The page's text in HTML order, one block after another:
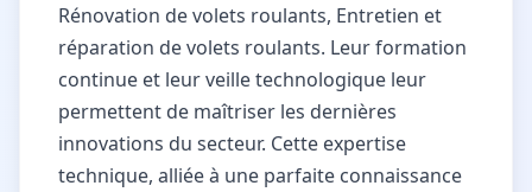
Rénovation de volets roulants, Entretien et
réparation de volets roulants. Leur formation
continue et leur veille technologique leur
permettent de maîtriser les dernières
innovations du secteur. Cette expertise
technique, alliée à une parfaite connaissance